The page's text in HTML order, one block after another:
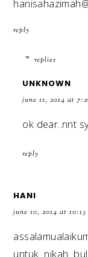
reply
replies
UNKNOWN
june 11, 2014 at
ok dear..nnt
reply
HANI
june 10, 2014 at 10:13
untuk nikah